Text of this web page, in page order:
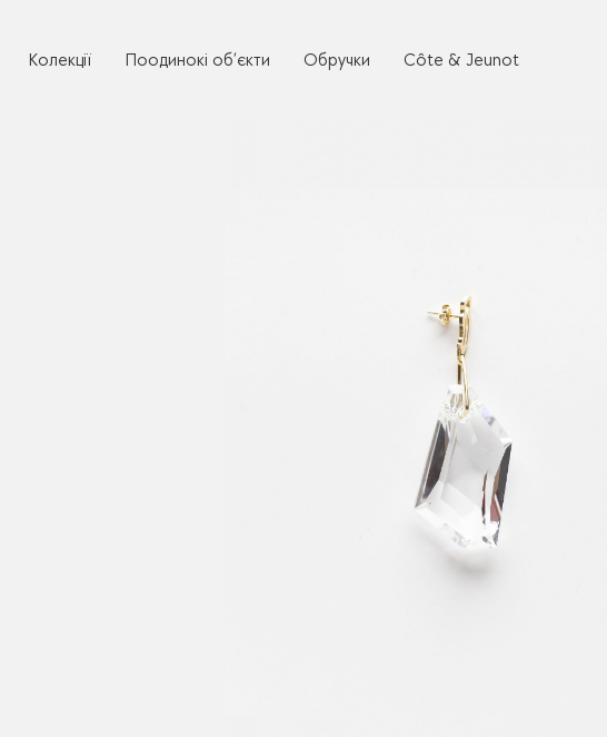
Колекції Поодинокі об’єкти Обручки Côte & Jeunot